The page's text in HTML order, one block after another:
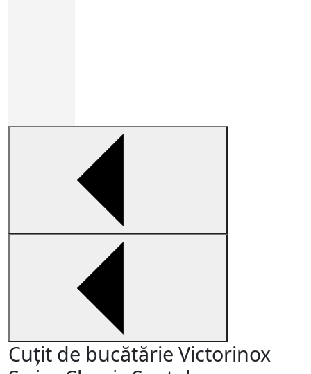
Cuțit de bucătărie Victorinox